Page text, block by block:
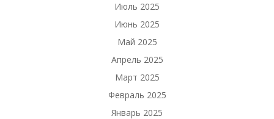
Июль 2025
Июнь 2025
Май 2025
Апрель 2025
Март 2025
Февраль 2025
Январь 2025